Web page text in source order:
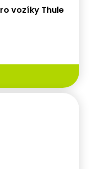
vozíky Thule